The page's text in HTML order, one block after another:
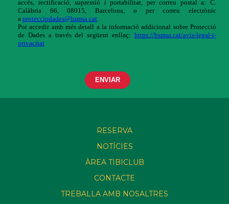
RESERVA
NOTÍCIES
ÀREA TIBICLUB
CONTACTE
TREBALLA AMB NOSALTRES